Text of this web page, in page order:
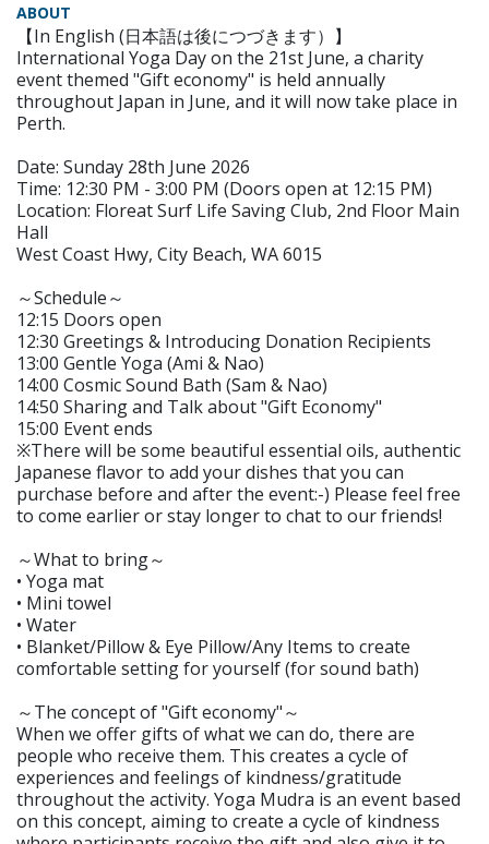
ABOUT
【In English (日本語は後につづきます）】
International Yoga Day on the 21st June, a charity
event themed "Gift economy" is held annually
throughout Japan in June, and it will now take place in
Perth.
Date: Sunday 28th June 2026
Time: 12:30 PM - 3:00 PM (Doors open at 12:15 PM)
Location: Floreat Surf Life Saving Club, 2nd Floor Main
Hall
West Coast Hwy, City Beach, WA 6015
～Schedule～
12:15 Doors open
12:30 Greetings & Introducing Donation Recipients
13:00 Gentle Yoga (Ami & Nao)
14:00 Cosmic Sound Bath (Sam & Nao)
14:50 Sharing and Talk about "Gift Economy"
15:00 Event ends
※There will be some beautiful essential oils, authentic
Japanese flavor to add your dishes that you can
purchase before and after the event:-) Please feel free
to come earlier or stay longer to chat to our friends!
～What to bring～
• Yoga mat
• Mini towel
• Water
• Blanket/Pillow & Eye Pillow/Any Items to create
comfortable setting for yourself (for sound bath)
～The concept of "Gift economy"～
When we offer gifts of what we can do, there are
people who receive them. This creates a cycle of
experiences and feelings of kindness/gratitude
throughout the activity. Yoga Mudra is an event based
on this concept, aiming to create a cycle of kindness